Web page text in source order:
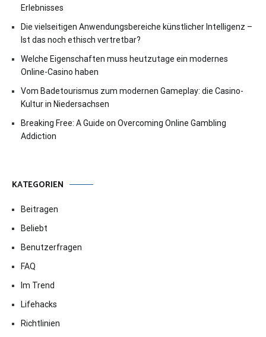
Erlebnisses
Die vielseitigen Anwendungsbereiche künstlicher Intelligenz –
Ist das noch ethisch vertretbar?
Welche Eigenschaften muss heutzutage ein modernes
Online-Casino haben
Vom Badetourismus zum modernen Gameplay: die Casino-
Kultur in Niedersachsen
Breaking Free: A Guide on Overcoming Online Gambling
Addiction
KATEGORIEN
Beitragen
Beliebt
Benutzerfragen
FAQ
Im Trend
Lifehacks
Richtlinien